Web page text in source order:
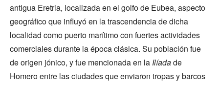
antigua Eretria, localizada en el golfo de Eubea, aspecto
geográfico que influyó en la trascendencia de dicha
localidad como puerto marítimo con fuertes actividades
comerciales durante la época clásica. Su población fue
de origen jónico, y fue mencionada en la Ilíadade
Homero entre las ciudades que enviaron tropas y barcos